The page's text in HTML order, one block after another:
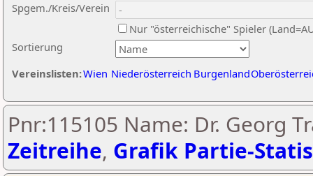
Sortierung
Spgem./Kreis/Verein
Nur "österreichische" Spieler
Vereinslisten:Wien Niederösterreich Burgenland
Pnr:115105 Name: Dr. Georg
Zeitreihe, Grafik Partie-